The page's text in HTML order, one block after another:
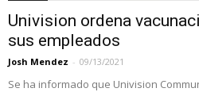
Univision ordena
sus empleados
Josh Mendez - 09/13/2021
Se ha informado que Univision